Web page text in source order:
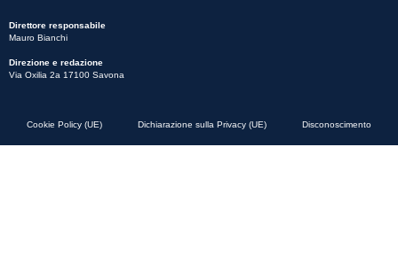
Direttore responsabile
Mauro Bianchi
Direzione e redazione
Via Oxilia 2a 17100 Savona
Cookie Policy (UE) Dichiarazione sulla Privacy (UE) Disconoscimento